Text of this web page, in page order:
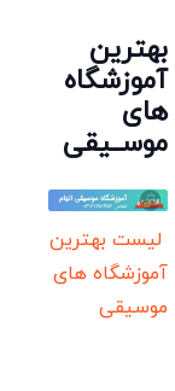
بهترین
آموزشگاه
های
موســیقی
لیست بهترین
آموزشگاه های
موسیقی